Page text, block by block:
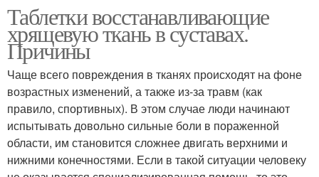
Таблетки восстанавливающие
хрящевую ткань в суставах.
Причины
Чаще всего повреждения в тканях происходят на фоне
возрастных изменений, а также из-за травм (как
правило, спортивных). В этом случае люди начинают
испытывать довольно сильные боли в пораженной
области, им становится сложнее двигать верхними и
нижними конечностями. Если в такой ситуации человеку